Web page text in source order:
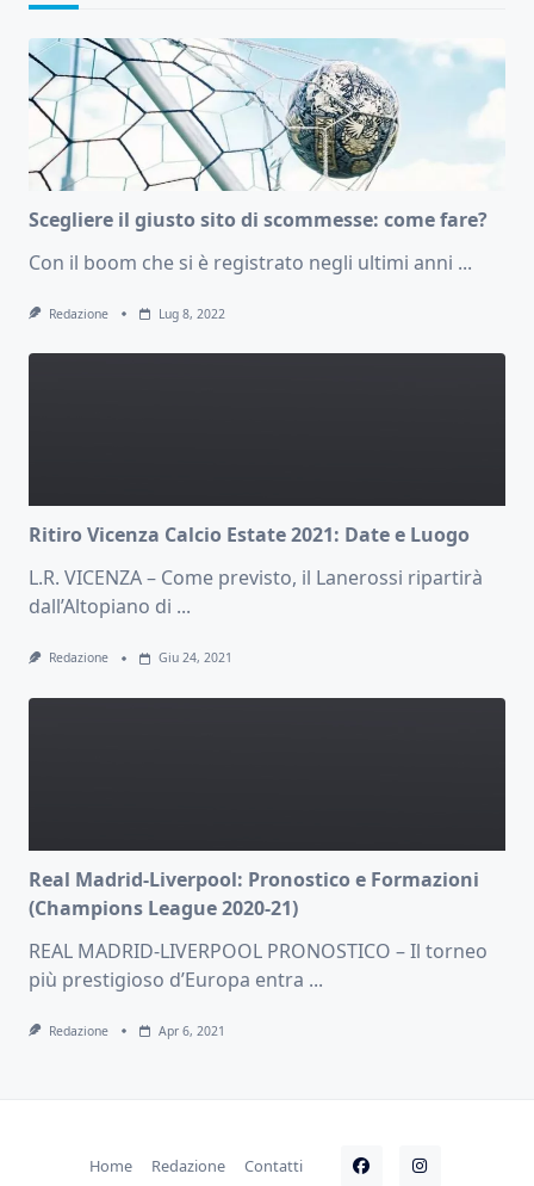
Scegliere il giusto sito di scommesse: come fare?
Con il boom che si è registrato negli ultimi anni ...
Redazione Lug 8, 2022
Ritiro Vicenza Calcio Estate 2021: Date e Luogo
L.R. VICENZA – Come previsto, il Lanerossi ripartirà
dall’Altopiano di ...
Redazione Giu 24, 2021
Real Madrid-Liverpool: Pronostico e Formazioni
(Champions League 2020-21)
REAL MADRID-LIVERPOOL PRONOSTICO – Il torneo
più prestigioso d’Europa entra ...
Redazione Apr 6, 2021
Home Redazione Contatti